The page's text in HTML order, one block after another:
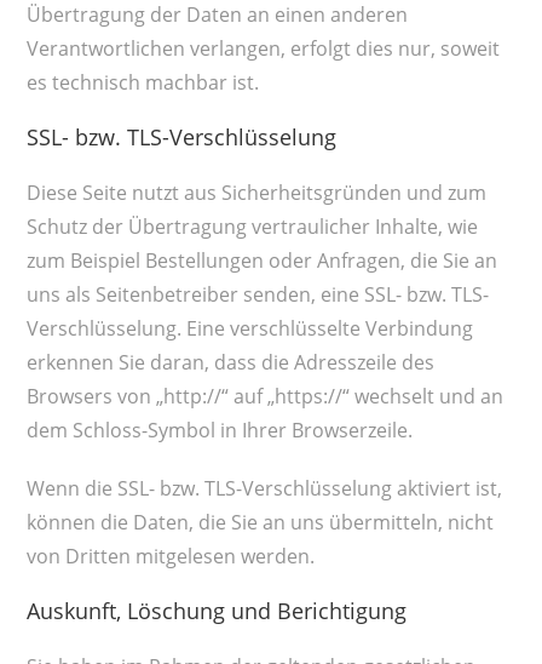
Übertragung der Daten an einen anderen
Verantwortlichen verlangen, erfolgt dies nur, soweit
es technisch machbar ist.
SSL- bzw. TLS-Verschlüsselung
Diese Seite nutzt aus Sicherheitsgründen und zum
Schutz der Übertragung vertraulicher Inhalte, wie
zum Beispiel Bestellungen oder Anfragen, die Sie an
uns als Seitenbetreiber senden, eine SSL- bzw. TLS-
Verschlüsselung. Eine verschlüsselte Verbindung
erkennen Sie daran, dass die Adresszeile des
Browsers von „http://“ auf „https://“ wechselt und an
dem Schloss-Symbol in Ihrer Browserzeile.
Wenn die SSL- bzw. TLS-Verschlüsselung aktiviert ist,
können die Daten, die Sie an uns übermitteln, nicht
von Dritten mitgelesen werden.
Auskunft, Löschung und Berichtigung